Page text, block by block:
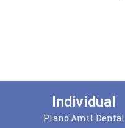
Individual
Plano Amil Dental